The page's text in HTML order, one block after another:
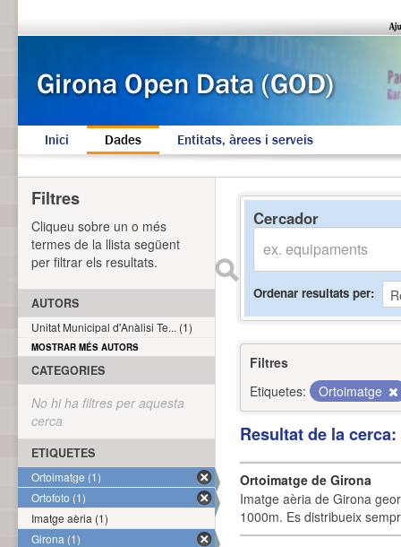
Inici Dades Entitats, àrees i serveis
Cercador
Ordenar resultats per
Filtres
Etiquetes:
Ortoimatge
Resultat de la
Ortoimatge de Girona
Imatge aèria de Girona
1000m. Es distribueix
Filtres
Cliqueu sobre un o més
termes de la llista següent
per filtrar els resultats.
AUTORS
Unitat Municipal d'Anàlisi Te... (1)
MOSTRAR MÉS AUTORS
CATEGORIES
No hi ha filtres per aquesta
cerca
ETIQUETES
Ortoimatge (1)
Ortofoto (1)
Imatge aèria (1)
Girona (1)